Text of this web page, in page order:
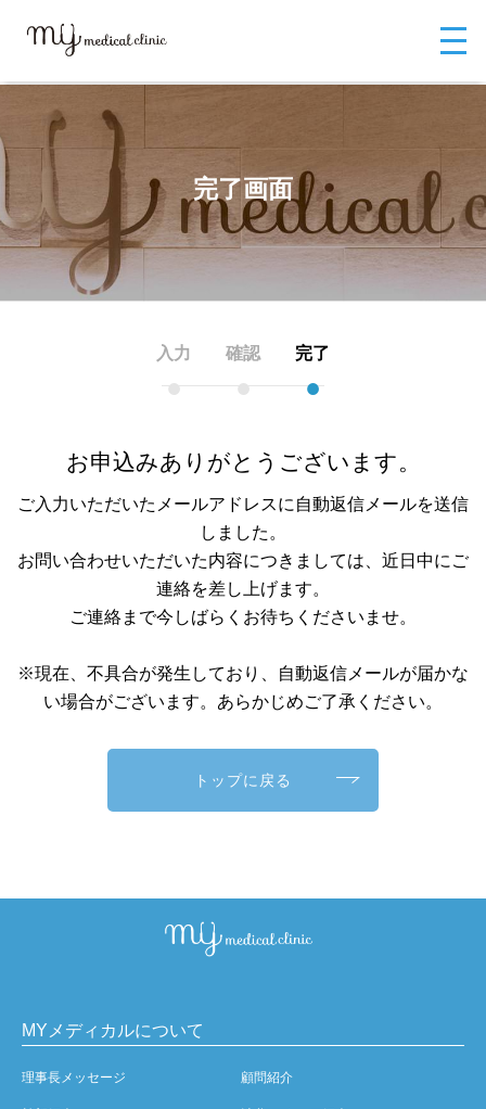
ビスの
完了画面
入力
●
確認
●
完了
●
お申込みありがとうございます。
ご入力いただいたメールアドレスに自動返信メールを送信
しました。
お問い合わせいただいた内容につきましては、近日中にご
連絡を差し上げます。
ご連絡まで今しばらくお待ちくださいませ。
※現在、不具合が発生しており、自動返信メールが届かな
い場合がございます。あらかじめご了承ください。
トップに戻る
MYメディカルについて
理事長メッセージ 顧問紹介